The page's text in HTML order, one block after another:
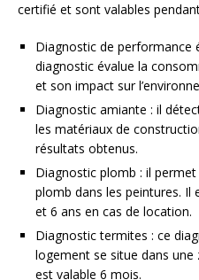
certifié et sont valables
Diagnostic de performance
diagnostic évalue la
et son impact sur
Diagnostic amiante : il
les matériaux de
résultats obtenus.
Diagnostic plomb : il
plomb dans les peintures. Il
et 6 ans en cas de location.
Diagnostic termites : ce
logement se situe dans une
est valable 6 mois.